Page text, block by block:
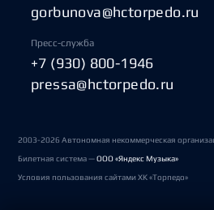
gorbunova@hctorpedo.ru
Пресс-служба
+7 (930) 800-1946
pressa@hctorpedo.ru
2003-2026 Автономная некоммерческая
Билетная система —ООО «Яндекс Музыка»
Условия пользования сайтами ХК «Торпедо»